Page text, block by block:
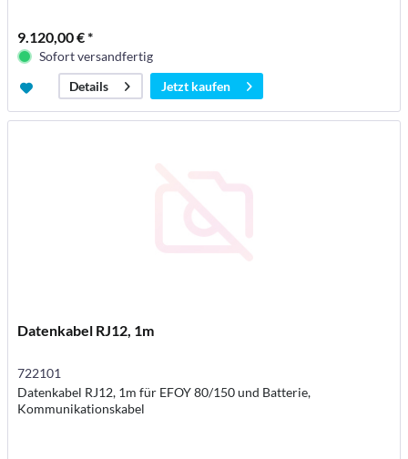
9.120,00 € *
Sofort versandfertig
Details
Jetzt kaufen
Datenkabel RJ12, 1m
722101
Datenkabel RJ12, 1m für EFOY 80/150 und Batterie,
Kommunikationskabel